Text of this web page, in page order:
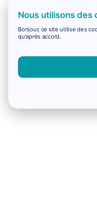
Nous utilisons des
Bonjour, ce site utilise des
qu'après accord.